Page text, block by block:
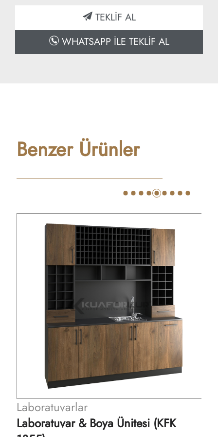
TEKLİF AL
WHATSAPP İLE TEKLİF AL
Benzer Ürünler
Laboratuvarlar
Laboratuvar & Boya Ünitesi (KFK